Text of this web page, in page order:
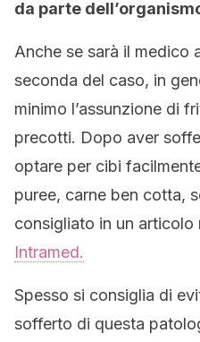
da parte
Anche se sarà il medico
seconda del caso, in
minimo l’assunzione di
precotti. Dopo aver
optare per cibi
puree, carne ben cotta,
consigliato in un articolo
Intramed.
Spesso si consiglia di
sofferto di questa